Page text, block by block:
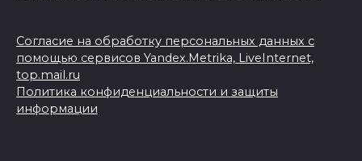
Согласие на обработку персональных данных с
помощью сервисов Yandex.Metrika, LiveInternet,
top.mail.ru
Политика конфиденциальности и защиты
информации